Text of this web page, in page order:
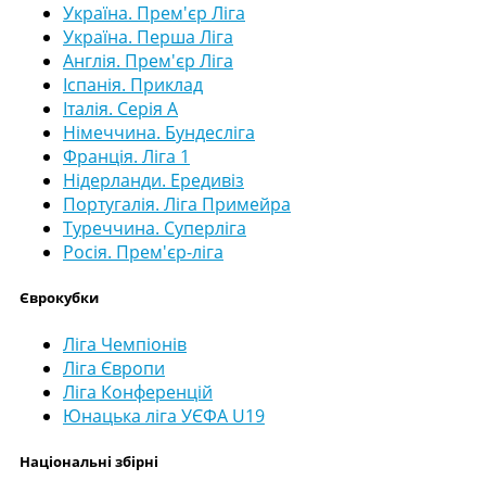
Україна. Прем'єр Ліга
Україна. Перша Ліга
Англія. Прем'єр Ліга
Іспанія. Приклад
Італія. Серія А
Німеччина. Бундесліга
Франція. Ліга 1
Нідерланди. Ередивіз
Португалія. Ліга Примейра
Туреччина. Суперліга
Росія. Прем'єр-ліга
Єврокубки
Ліга Чемпіонів
Ліга Європи
Ліга Конференцій
Юнацька ліга УЄФА U19
Національні збірні